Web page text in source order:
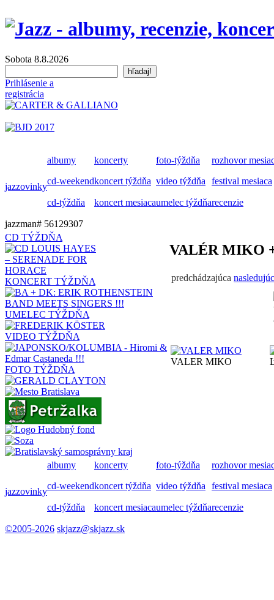
Sobota 8.8.2026
Prihlásenie a
registrácia
jazzovinky
albumy koncerty foto-týždňa
rozhovor
cd-weekendkoncert týždňa video týždňa festival mesiaca
cd-týždňa koncert mesiacaumelec týždňarecenzie
jazzman# 56129307
CD TÝŽDŇA
KONCERT TÝŽDŇA
UMELEC TÝŽDŇA
VIDEO TÝŽDŇA
FOTO TÝŽDŇA
VALÉR MIKO
predchádzajúca
VALER MIKO
jazzovinky
albumy koncerty foto-týždňa
rozhovor
cd-weekendkoncert týždňa video týždňa festival mesiaca
cd-týždňa koncert mesiacaumelec týždňarecenzie
©2005-2026 skjazz@skjazz.sk